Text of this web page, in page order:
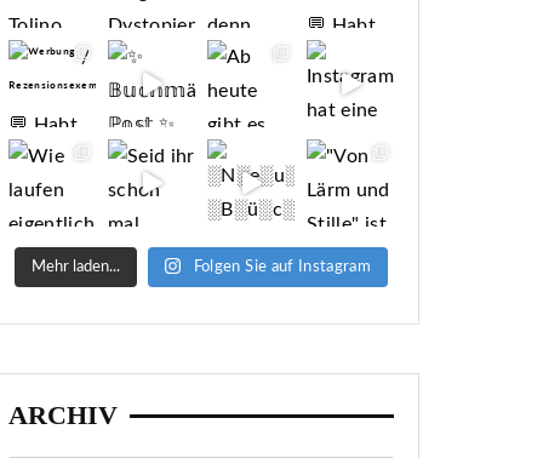
Mehr laden... Folgen Sie auf Instagram
ARCHIV